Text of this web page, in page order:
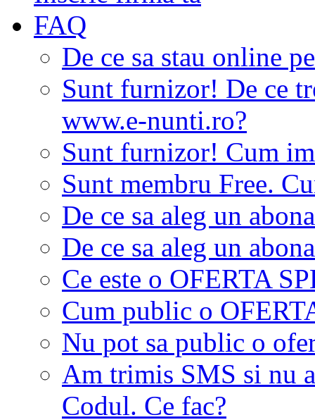
FAQ
De ce sa stau online
Sunt furnizor! De ce
www.e-nunti.ro?
Sunt furnizor! Cum
Sunt membru Free.
De ce sa aleg un
De ce sa aleg un
Ce este o OFERTA
Cum public o
Nu pot sa public o
Am trimis SMS si nu
Codul. Ce fac?